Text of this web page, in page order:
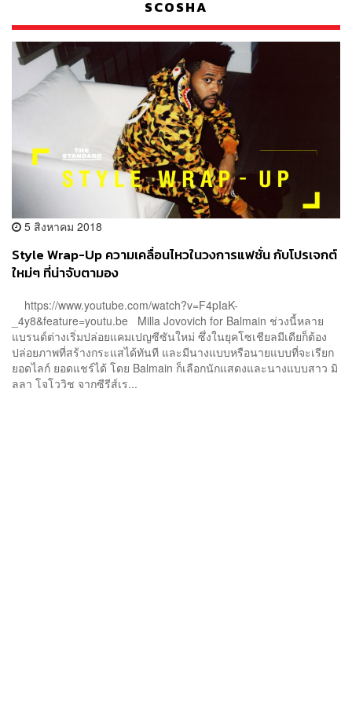
SCOSHA
5 สิงหาคม 2018
Style Wrap-Up ความเคลื่อนไหวในวงการแฟชั่น กับโปรเจกต์
ใหม่ๆ ที่น่าจับตามอง
https://www.youtube.com/watch?v=F4pIaK-
_4y8&feature=youtu.be Milla Jovovich for Balmain ช่วงนี้หลาย
แบรนด์ต่างเริ่มปล่อยแคมเปญซีซันใหม่ ซึ่งในยุคโซเชียลมีเดียก็ต้อง
ปล่อยภาพที่สร้างกระแสได้ทันที และมีนางแบบหรือนายแบบที่จะเรียก
ยอดไลก์ ยอดแชร์ได้ โดย Balmain ก็เลือกนักแสดงและนางแบบสาว มิ
ลลา โจโววิช จากซีรีส์เร...